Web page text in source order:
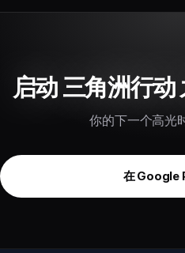
启动 三角洲行动
你的下一个高光
在 Google